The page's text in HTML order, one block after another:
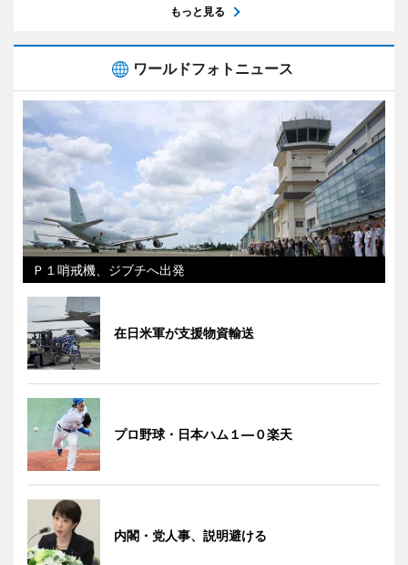
もっと見る
ワールドフォトニュース
Ｐ１哨戒機、ジブチへ出発
在日米軍が支援物資輸送
プロ野球・日本ハム１―０楽天
内閣・党人事、説明避ける